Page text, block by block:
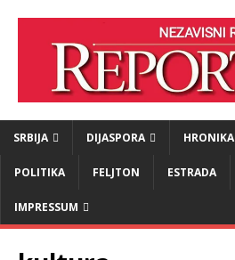
SRBIJA DIJASPORA HRONIKA
POLITIKA FELJTON ESTRADA
IMPRESSUM